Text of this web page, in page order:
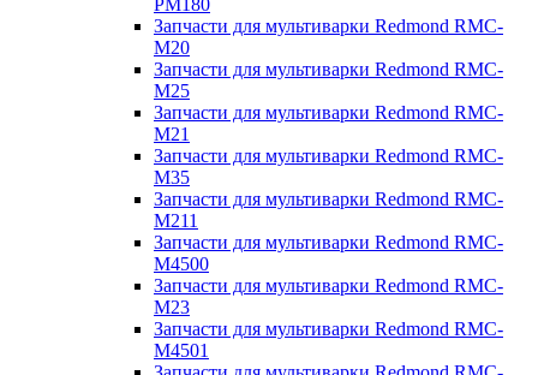
PM180
Запчасти для мультиварки Redmond RMC-
M20
Запчасти для мультиварки Redmond RMC-
M25
Запчасти для мультиварки Redmond RMC-
M21
Запчасти для мультиварки Redmond RMC-
M35
Запчасти для мультиварки Redmond RMC-
M211
Запчасти для мультиварки Redmond RMC-
M4500
Запчасти для мультиварки Redmond RMC-
M23
Запчасти для мультиварки Redmond RMC-
M4501